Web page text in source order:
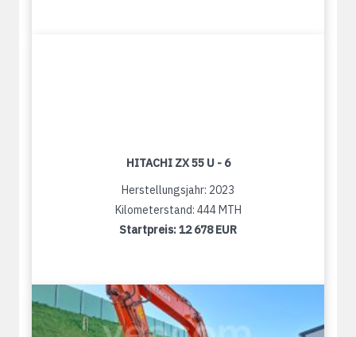
HITACHI ZX 55 U - 6
Herstellungsjahr: 2023
Kilometerstand: 444 MTH
Startpreis:12 678 EUR